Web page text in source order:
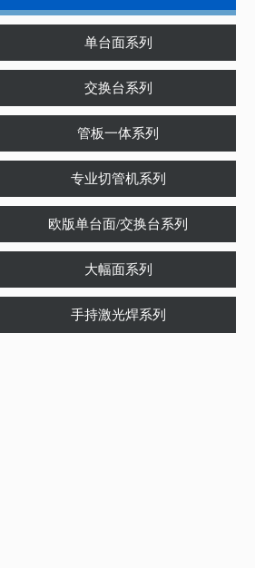
单台面系列
交换台系列
管板一体系列
专业切管机系列
欧版单台面/交换台系列
大幅面系列
手持激光焊系列